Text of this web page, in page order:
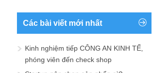
Các bài viết mới nhất
Kinh nghiệm tiếp CÔNG AN KINH TẾ,
phóng viên đến check shop